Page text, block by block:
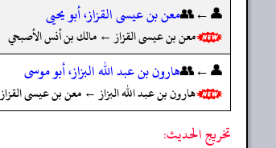
👤←👥معن بن عيسى القزاز، أبو يحيى
معن بن عيسى القزاز ← مالك بن أنس الأصبحي
👤←👥هارون بن عبد الله البزاز، أبو موسى
هارون بن عبد الله البزاز ← معن بن عيسى القزاز
تخريج الحديث: